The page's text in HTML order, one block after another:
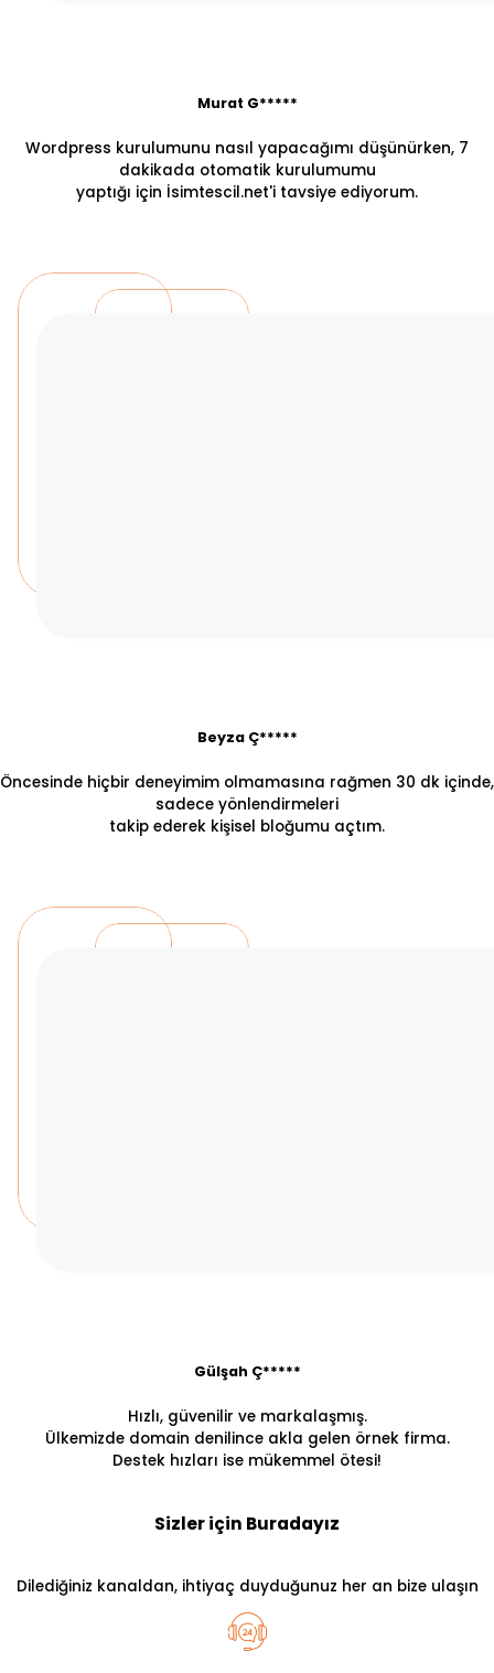
Murat G*****
Wordpress kurulumunu nasıl yapacağımı düşünürken, 7
dakikada otomatik kurulumumu
yaptığı için İsimtescil.net'i tavsiye ediyorum.
Beyza Ç*****
Öncesinde hiçbir deneyimim olmamasına rağmen 30 dk içinde,
sadece yönlendirmeleri
takip ederek kişisel bloğumu açtım.
Gülşah Ç*****
Hızlı, güvenilir ve markalaşmış.
Ülkemizde domain denilince akla gelen örnek firma.
Destek hızları ise mükemmel ötesi!
Sizler için Buradayız
Dilediğiniz kanaldan, ihtiyaç duyduğunuz her an bize ulaşın